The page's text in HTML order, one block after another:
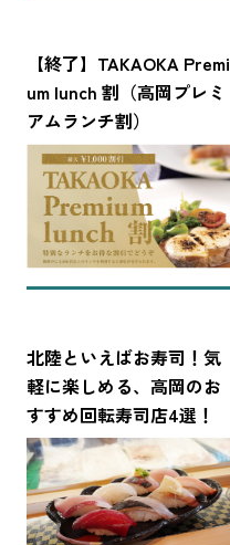
【終了】TAKAOKA Premi
um lunch 割（高岡プレミ
アムランチ割）
北陸といえばお寿司！気
軽に楽しめる、高岡のお
すすめ回転寿司店4選！